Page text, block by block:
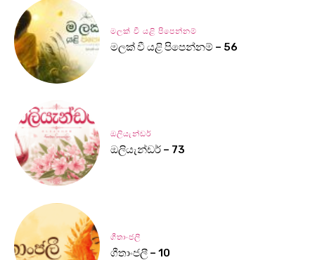
මලක් වී යළි පිපෙන්නම්
මලක් වී යළි පිපෙන්නම් – 56
ඔලියැන්ඩර්
ඔලියැන්ඩර් – 73
ගීතාංජලී
ගීතාංජලී – 10